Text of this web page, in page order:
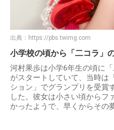
出典： https://pbs.twimg.com
小学校の頃から「二コラ」
河村果歩は小学6年生の頃に
がスタートしていて、当時は
ション」でグランプリを受賞
した。彼女は小さい頃からフ
かったようで、早くからその